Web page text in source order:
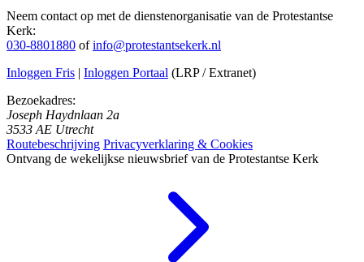
Neem contact op met de dienstenorganisatie van de Protestantse
Kerk:
030-8801880 ofinfo@protestantsekerk.nl
Inloggen Fris
Inloggen Portaal (LRP / Extranet)
Bezoekadres:
Joseph Haydnlaan 2a
3533 AE Utrecht
Routebeschrijving Privacyverklaring & Cookies
Ontvang de wekelijkse nieuwsbrief van de Protestantse Kerk